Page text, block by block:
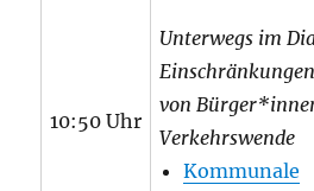
10:50 Uhr
Unterwegs im
von
Verkehrswende
Kommunale